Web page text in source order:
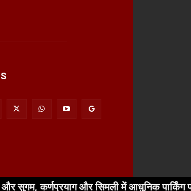
Download App Submit Post
कर्णप्रयाग और सिमली में आधुनिक पार्किंग